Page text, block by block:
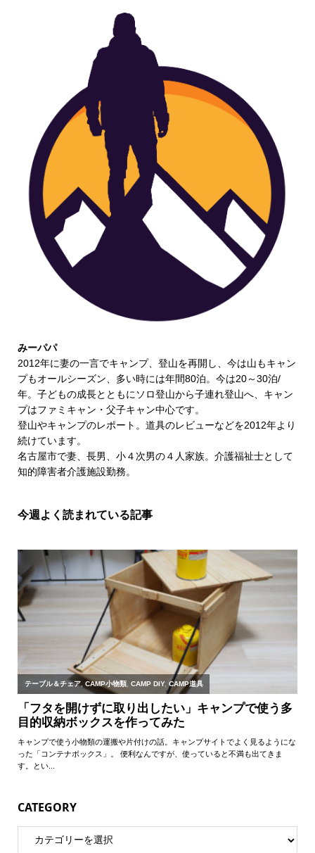
みーパパ
2012年に妻の一言でキャンプ、登山を再開し、今は山もキャン
プもオールシーズン、多い時には年間80泊。今は20～30泊/
年。子どもの成長とともにソロ登山から子連れ登山へ、キャン
プはファミキャン・父子キャン中心です。
登山やキャンプのレポート。道具のレビューなどを2012年より
続けています。
名古屋市で妻、長男、小４次男の４人家族。介護福祉士として
知的障害者介護施設勤務。
今週よく読まれている記事
CATEGORY